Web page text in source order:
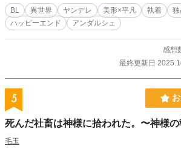
は、主人である第二王子アルベル
結ばれなければ死んでしまう！ 死を回避するため奮闘する
エミルだったが、なぜかアルベル
■注意書き ※カップリングは固定
でご了承ください。 ※サブキャラ
BL 異世界 ヤンデレ 美形×平凡 執着 独
ハッピーエンド
アンダルシュ
感想
最終更新日
5
死んだ社畜は神様に拾われた。〜神様
毛玉